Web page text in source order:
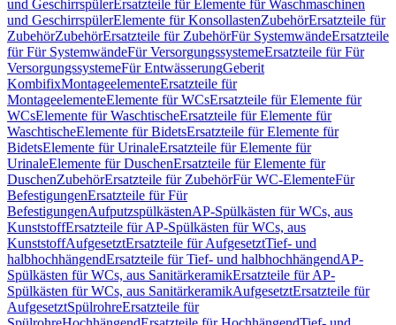
und GeschirrspülerErsatzteile für Elemente für Waschmaschinen
und GeschirrspülerElemente für KonsollastenZubehörErsatzteile für
ZubehörZubehörErsatzteile für ZubehörFür SystemwändeErsatzteile
für Für SystemwändeFür VersorgungssystemeErsatzteile für Für
VersorgungssystemeFür EntwässerungGeberit
KombifixMontageelementeErsatzteile für
MontageelementeElemente für WCsErsatzteile für Elemente für
WCsElemente für WaschtischeErsatzteile für Elemente für
WaschtischeElemente für BidetsErsatzteile für Elemente für
BidetsElemente für UrinaleErsatzteile für Elemente für
UrinaleElemente für DuschenErsatzteile für Elemente für
DuschenZubehörErsatzteile für ZubehörFür WC-ElementeFür
BefestigungenErsatzteile für Für
BefestigungenAufputzspülkästenAP-Spülkästen für WCs, aus
KunststoffErsatzteile für AP-Spülkästen für WCs, aus
KunststoffAufgesetztErsatzteile für AufgesetztTief- und
halbhochhängendErsatzteile für Tief- und halbhochhängendAP-
Spülkästen für WCs, aus SanitärkeramikErsatzteile für AP-
Spülkästen für WCs, aus SanitärkeramikAufgesetztErsatzteile für
AufgesetztSpülrohreErsatzteile für